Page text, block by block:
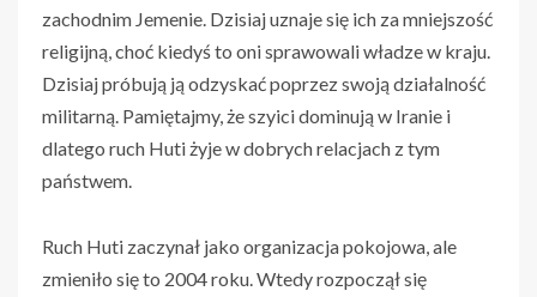
zachodnim Jemenie. Dzisiaj uznaje się ich za mniejszość
religijną, choć kiedyś to oni sprawowali władze w kraju.
Dzisiaj próbują ją odzyskać poprzez swoją działalność
militarną. Pamiętajmy, że szyici dominują w Iranie i
dlatego ruch Huti żyje w dobrych relacjach z tym
państwem.
Ruch Huti zaczynał jako organizacja pokojowa, ale
zmieniło się to 2004 roku. Wtedy rozpoczął się